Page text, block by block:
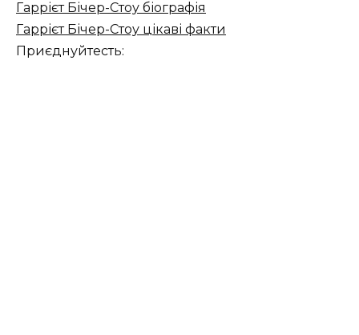
Гаррієт Бічер-Стоу біографія
Гаррієт Бічер-Стоу цікаві факти
Приєднуйтесть: